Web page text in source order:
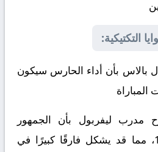
التكتيكية:
بالاس بأن أداء الحارس سيكون
ليفربول بأن الجمهور
سيكون اللاعب رقم 12، مما قد يشكل فارقًا كبيرًا في